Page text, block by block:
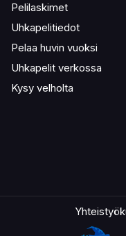
Pelilaskimet
Uhkapelitiedot
Pelaa huvin vuoksi
Uhkapelit verkossa
Kysy velholta